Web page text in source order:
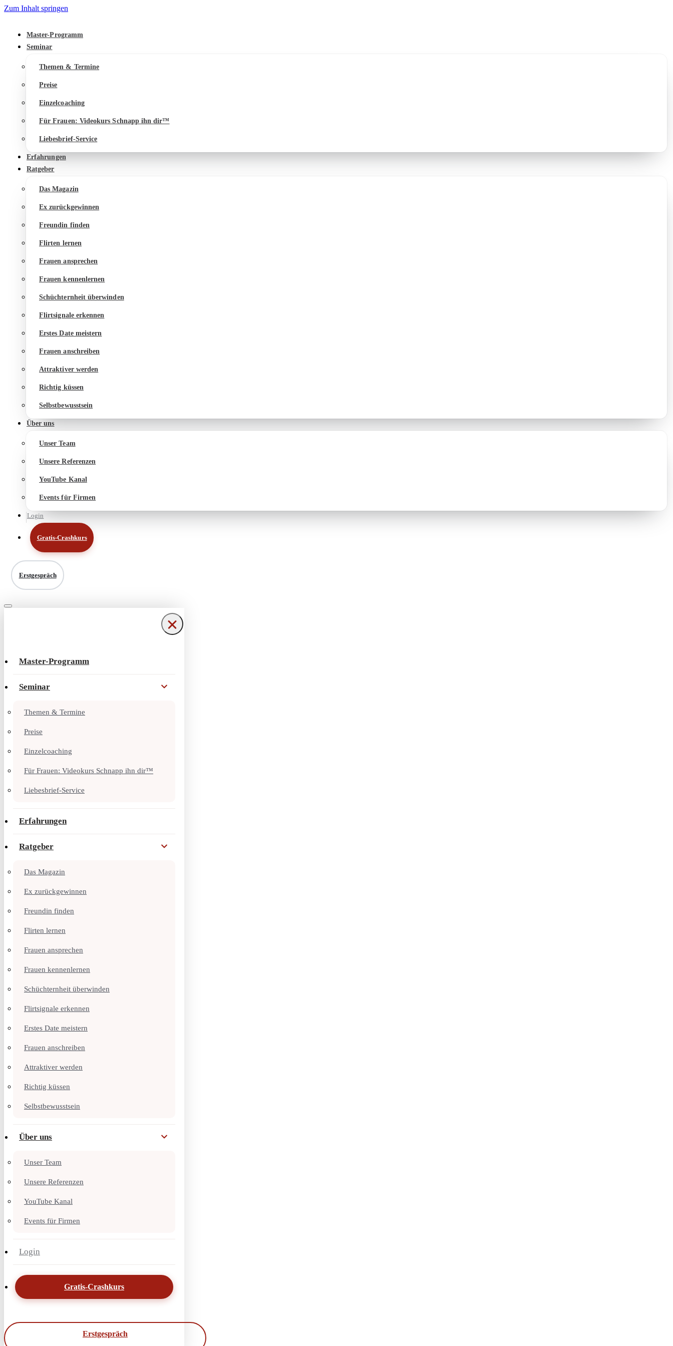
Zum Inhalt springen
Master-Programm
Seminar
Themen & Termine
Preise
Einzelcoaching
Für Frauen: Videokurs Schnapp ihn dir™
Liebesbrief-Service
Erfahrungen
Ratgeber
Das Magazin
Ex zurückgewinnen
Freundin finden
Flirten lernen
Frauen ansprechen
Frauen kennenlernen
Schüchternheit überwinden
Flirtsignale erkennen
Erstes Date meistern
Frauen anschreiben
Attraktiver werden
Richtig küssen
Selbstbewusstsein
Über uns
Unser Team
Unsere Referenzen
YouTube Kanal
Events für Firmen
Login
Gratis-Crashkurs
Erstgespräch
Navigationsmenü
Navigationsmenü
Master-Programm
Seminar
Themen & Termine
Preise
Einzelcoaching
Für Frauen: Videokurs Schnapp ihn dir™
Liebesbrief-Service
Erfahrungen
Ratgeber
Das Magazin
Ex zurückgewinnen
Freundin finden
Flirten lernen
Frauen ansprechen
Frauen kennenlernen
Schüchternheit überwinden
Flirtsignale erkennen
Erstes Date meistern
Frauen anschreiben
Attraktiver werden
Richtig küssen
Selbstbewusstsein
Über uns
Unser Team
Unsere Referenzen
YouTube Kanal
Events für Firmen
Login
Gratis-Crashkurs
Erstgespräch